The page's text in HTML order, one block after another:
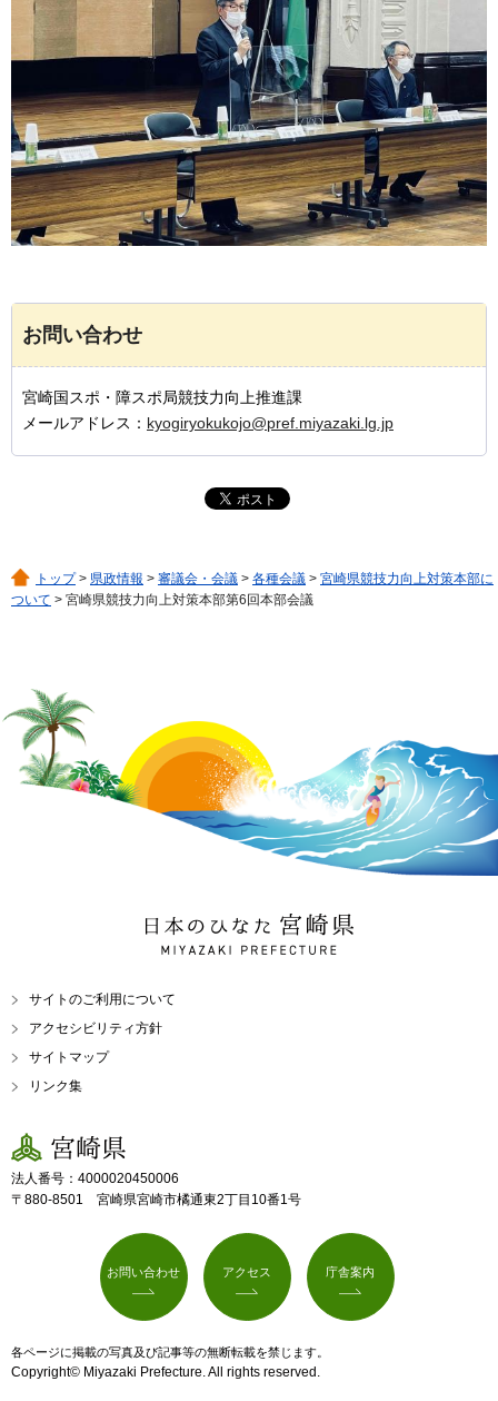
お問い合わせ
宮崎国スポ・障スポ局競技力向上推進課
メールアドレス： kyogiryokukojo@pref.miyazaki.lg.jp
トップ> 県政情報 > 審議会・会議 > 各種会議 > 宮崎県競技力向上対策本部に
ついて > 宮崎県競技力向上対策本部第6回本部会議
日本のひなた 宮崎県
MIYAZAKI PREFECTURE
サイトのご利用について
アクセシビリティ方針
サイトマップ
リンク集
宮崎県
法人番号：4000020450006
〒880-8501 宮崎県宮崎市橘通東2丁目10番1号
お問い合わせ アクセス 庁舎案内
各ページに掲載の写真及び記事等の無断転載を禁じます。
Copyright© Miyazaki Prefecture. All rights reserved.